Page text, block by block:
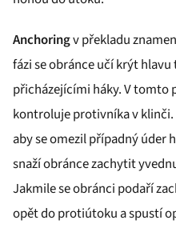
Anchoringv překladu
fázi se obránce učí krýt hlavu
přicházejícími háky. V tomto
kontroluje protivníka v klinči.
aby se omezil případný úder
snaží obránce zachytit
Jakmile se obránci podaří
opět do protiútoku a spustí